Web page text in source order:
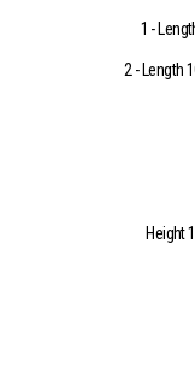
1 -
2 - Length
Height